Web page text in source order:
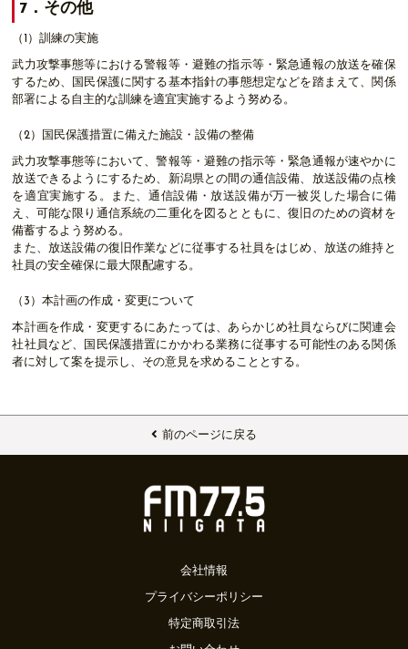
7．その他
（1）訓練の実施
武力攻撃事態等における警報等・避難の指示等・緊急通報の放送を確保
するため、国民保護に関する基本指針の事態想定などを踏まえて、関係
部署による自主的な訓練を適宜実施するよう努める。
（2）国民保護措置に備えた施設・設備の整備
武力攻撃事態等において、警報等・避難の指示等・緊急通報が速やかに
放送できるようにするため、新潟県との間の通信設備、放送設備の点検
を適宜実施する。また、通信設備・放送設備が万一被災した場合に備
え、可能な限り通信系統の二重化を図るとともに、復旧のための資材を
備蓄するよう努める。
また、放送設備の復旧作業などに従事する社員をはじめ、放送の維持と
社員の安全確保に最大限配慮する。
（3）本計画の作成・変更について
本計画を作成・変更するにあたっては、あらかじめ社員ならびに関連会
社社員など、国民保護措置にかかわる業務に従事する可能性のある関係
者に対して案を提示し、その意見を求めることとする。
前のページに戻る
会社情報
プライバシーポリシー
特定商取引法